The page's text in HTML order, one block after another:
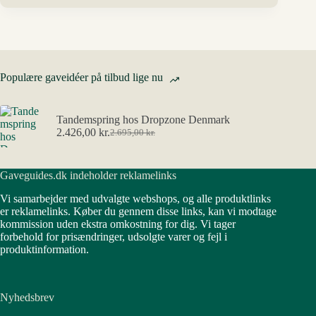
Populære gaveidéer på tilbud lige nu
Tandemspring hos Dropzone Denmark
2.695,00kr.
Den
var:
2.426,00 kr.Den
er:
Gaveguides.dk indeholder reklamelinks
Vi samarbejder med udvalgte webshops, og alle produktlinks
er reklamelinks. Køber du gennem disse links, kan vi modtage
kommission uden ekstra omkostning for dig. Vi tager
forbehold for prisændringer, udsolgte varer og fejl i
produktinformation.
Nyhedsbrev